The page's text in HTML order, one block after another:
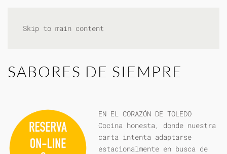
Skip to main content
SABORES DE SIEMPRE
EN EL CORAZÓN DE TOLEDO
Cocina honesta, donde nuestra
carta intenta adaptarse
estacionalmente en busca de